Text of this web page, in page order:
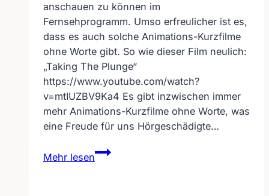
anschauen zu können im
Fernsehprogramm. Umso erfreulicher ist es,
dass es auch solche Animations-Kurzfilme
ohne Worte gibt. So wie dieser Film neulich:
„Taking The Plunge“
https://www.youtube.com/watch?
v=mtIUZBV9Ka4 Es gibt inzwischen immer
mehr Animations-Kurzfilme ohne Worte, was
eine Freude für uns Hörgeschädigte…
Mehr lesen
Animations-
Kurzfilme